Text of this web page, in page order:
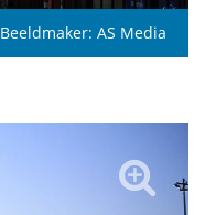
Beeldmaker: AS Media